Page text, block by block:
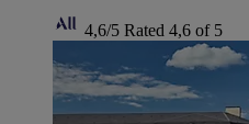
4,6/5 Rated 4,6 of 5